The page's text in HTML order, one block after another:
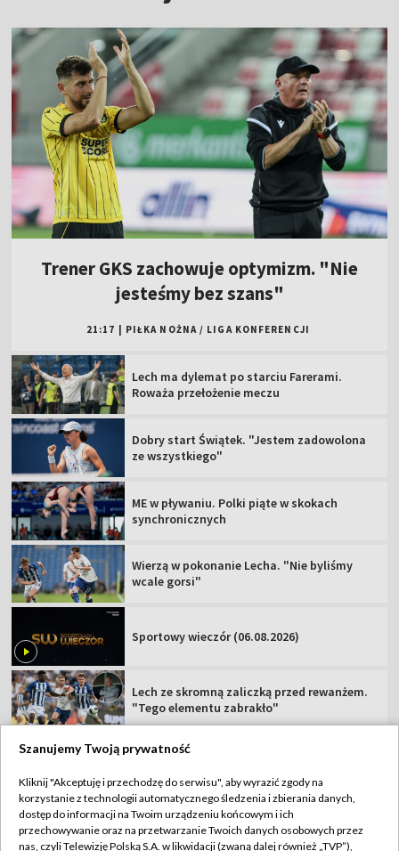
Trener GKS zachowuje optymizm. "Nie
jesteśmy bez szans"
21:17 PIŁKA NOŻNA / LIGA KONFERENCJI
Lech ma dylemat po starciu Farerami.
Roważa przełożenie meczu
Dobry start Świątek. "Jestem zadowolona
ze wszystkiego"
ME w pływaniu. Polki piąte w skokach
synchronicznych
Wierzą w pokonanie Lecha. "Nie byliśmy
wcale gorsi"
Sportowy wieczór (06.08.2026)
Lech ze skromną zaliczką przed rewanżem.
"Tego elementu zabrakło"
TVP
Abonament TVP
Regulamin TVP
Szanujemy Twoją prywatność
Kliknij "Akceptuję i przechodzę do serwisu", aby wyrazić zgody na
korzystanie z technologii automatycznego śledzenia i zbierania danych,
dostęp do informacji na Twoim urządzeniu końcowym i ich
przechowywanie oraz na przetwarzanie Twoich danych osobowych przez
nas, czyli Telewizję Polską S.A. w likwidacji (zwaną dalej również „TVP”),